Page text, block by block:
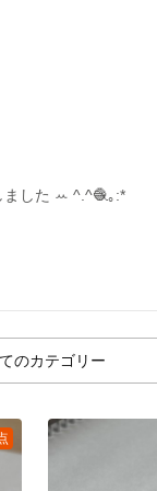
ました ꕀ‪‎ ^.^🧶｡:*